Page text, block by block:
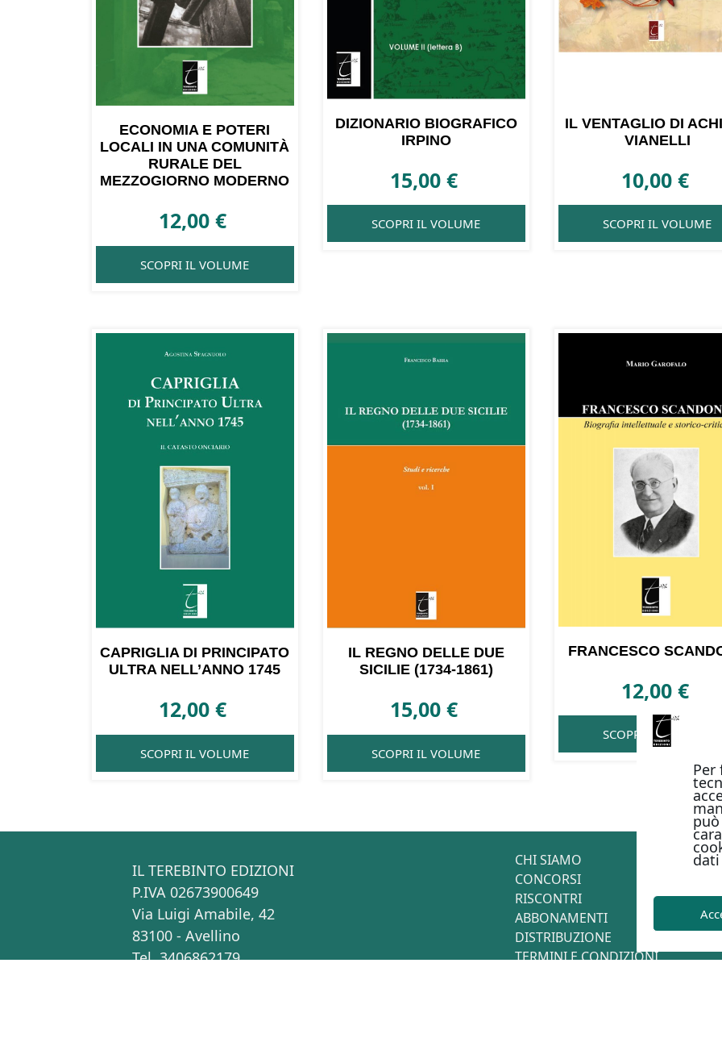
Per
ECONOMIA E POTERI
LOCALI IN UNA COMUNITÀ
RURALE DEL
MEZZOGIORNO MODERNO
12,00€
SCOPRI IL VOLUME
DIZIONARIO BIOGRAFICO
IRPINO
15,00€
SCOPRI IL VOLUME
IL VENTAGLIO DI
VIANELLI
10,00€
SCOPRI IL VOLUME
CAPRIGLIA DI PRINCIPATO
ULTRA NELL’ANNO 1745
12,00€
SCOPRI IL VOLUME
IL REGNO DELLE DUE
SICILIE (1734-1861)
15,00€
SCOPRI IL VOLUME
FRANCESCO
12,00€
SCOPRI IL VOLUME
IL TEREBINTO EDIZIONI
P.IVA 02673900649
Via Luigi Amabile, 42
83100 - Avellino
Tel. 3406862179
CHI SIAMO
CONCORSI
RISCONTRI
ABBONAMENTI
DISTRIBUZIONE
TERMINI E CONDIZIONI